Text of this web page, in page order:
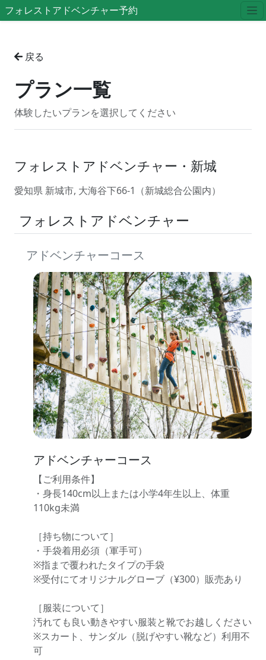
フォレストアドベンチャー予約
戻る
プラン一覧
体験したいプランを選択してください
フォレストアドベンチャー・新城
愛知県 新城市, 大海谷下66-1（新城総合公園内）
フォレストアドベンチャー
アドベンチャーコース
アドベンチャーコース
【ご利用条件】
・身長140cm以上または小学4年生以上、体重
110kg未満
［持ち物について］
・手袋着用必須（軍手可）
※指まで覆われたタイプの手袋
※受付にてオリジナルグローブ（¥300）販売あり
［服装について］
汚れても良い動きやすい服装と靴でお越しください
※スカート、サンダル（脱げやすい靴など）利用不
可